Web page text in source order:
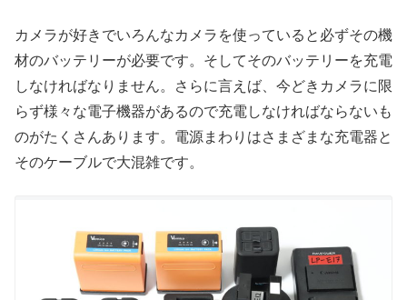
カメラが好きでいろんなカメラを使っていると必ずその機
材のバッテリーが必要です。そしてそのバッテリーを充電
しなければなりません。さらに言えば、今どきカメラに限
らず様々な電子機器があるので充電しなければならないも
のがたくさんあります。電源まわりはさまざまな充電器と
そのケーブルで大混雑です。